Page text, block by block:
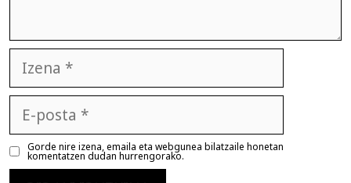
posta
Gorde nire izena, emaila eta webgunea bilatzaile honetan
komentatzen dudan hurrengorako.